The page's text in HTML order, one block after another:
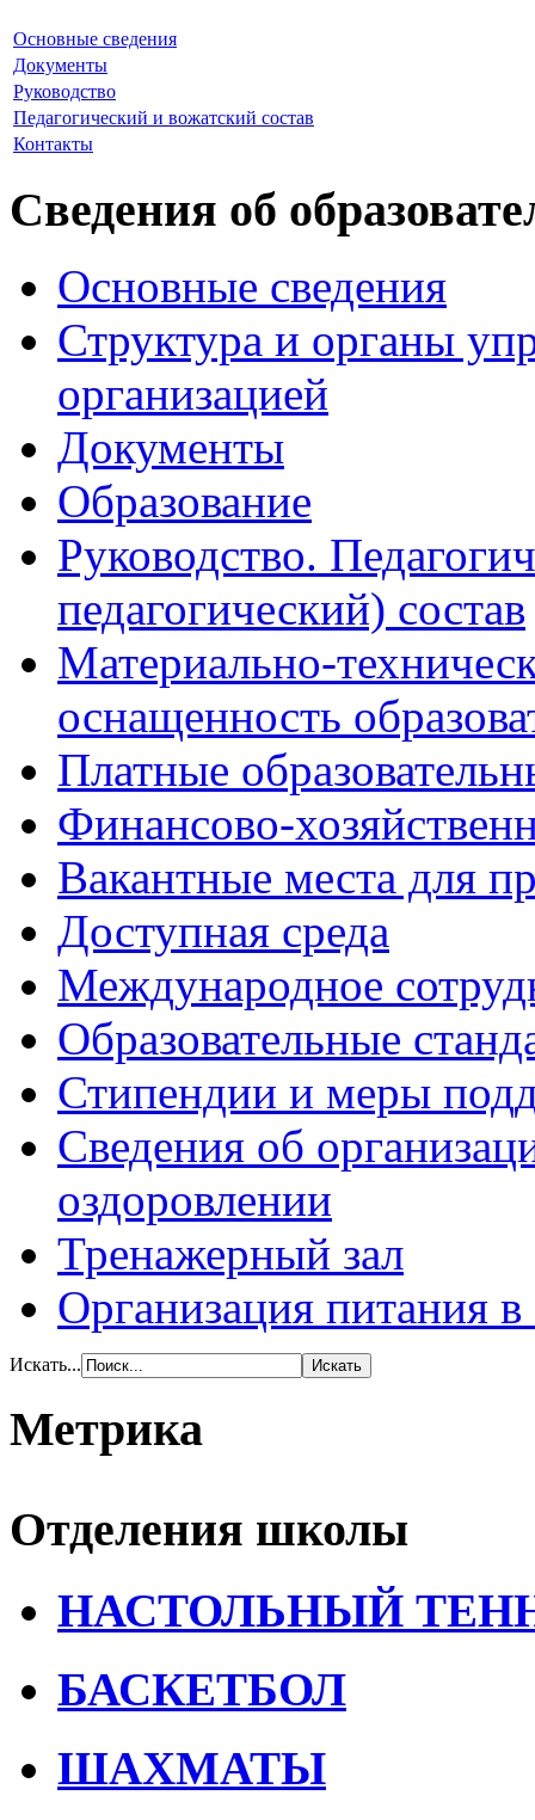
Основные сведения
Документы
Руководство
Педагогический и вожатский состав
Контакты
Сведения об
Основные сведения
Структура и органы
организацией
Документы
Образование
Руководство.
педагогический) состав
Материально-
оснащенность
Платные
Финансово-
Вакантные места для
Доступная среда
Международное
Образовательные
Стипендии и меры
Сведения об
оздоровлении
Тренажерный зал
Организация питания в
Искать...
Метрика
Отделения школы
НАСТОЛЬНЫЙ
БАСКЕТБОЛ
ШАХМАТЫ